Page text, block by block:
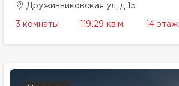
Дружинниковская ул, д 15
3 комнаты 119.29 кв.м. 14 этаж